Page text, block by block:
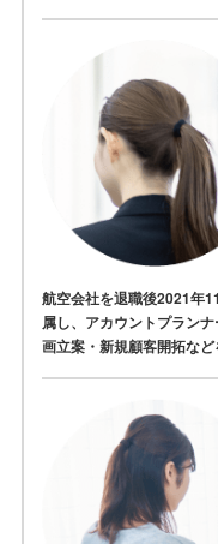
航空会社を退職後2021年
属し、アカウントプラン
画立案・新規顧客開拓など